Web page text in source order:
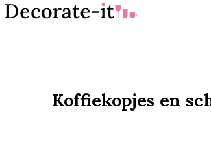
Koffiekopjes en
Meer opties